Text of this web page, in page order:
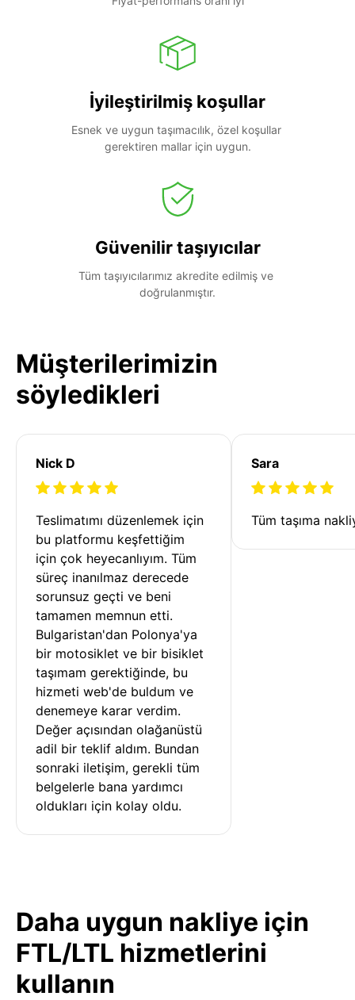
İyileştirilmiş koşullar
Esnek ve uygun taşımacılık, özel koşullar
gerektiren mallar için uygun.
Güvenilir taşıyıcılar
Tüm taşıyıcılarımız akredite edilmiş ve
doğrulanmıştır.
Müşterilerimizin
söyledikleri
Nick D
Teslimatımı düzenlemek için
bu platformu keşfettiğim
için çok heyecanlıyım. Tüm
süreç inanılmaz derecede
sorunsuz geçti ve beni
tamamen memnun etti.
Bulgaristan'dan Polonya'ya
bir motosiklet ve bir bisiklet
taşımam gerektiğinde, bu
hizmeti web'de buldum ve
denemeye karar verdim.
Değer açısından olağanüstü
adil bir teklif aldım. Bundan
sonraki iletişim, gerekli tüm
belgelerle bana yardımcı
oldukları için kolay oldu.
Sara
Tüm taşıma
Daha uygun nakliye için
FTL/LTL hizmetlerini
kullanın